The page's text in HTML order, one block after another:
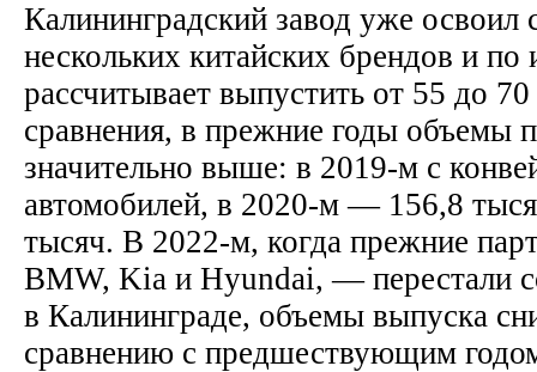
Калининградский завод уже освоил
нескольких китайских брендов и по
рассчитывает выпустить от 55 до
сравнения, в прежние годы объемы
значительно выше: в 2019-м с
автомобилей, в 2020-м — 156,8
тысяч. В 2022-м, когда прежние
BMW, Kia и Hyundai, — перестали
в Калининграде, объемы выпуска
сравнению с предшествующим